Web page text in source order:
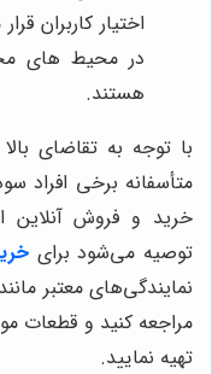
اختیار کاربران
در محیط های
هستند.
با توجه به تقاضای
متأسفانه برخی افراد
خرید و فروش آنلاین
توصیه می‌شود برای
نمایندگی‌های معتبر
مراجعه کنید و قطعات
تهیه نمایید.